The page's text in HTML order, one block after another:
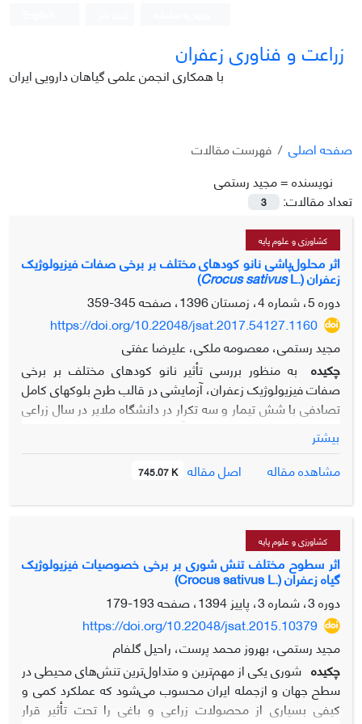
زراعت و فناوری زعفران
با همکاری انجمن علمی گیاهان دارویی ایران
صفحه اصلی
فهرست مقالات
نویسنده =مجید رستمی
تعداد مقالات:
3
کشاورزی و علوم پایه
اثر محلول‌پاشی نانو کودهای مختلف بر برخی صفات فیزیولوژیک
زعفران (. Crocus sativusL)
دوره 5، شماره 4، زمستان 1396، صفحه
345-359
https://doi.org/10.22048/jsat.2017.54127.1160
مجید رستمی، معصومه ملکی، علیرضا عفتی
چکیده
به منظور بررسی تأثیر نانو کودهای مختلف بر برخی
صفات فیزیولوژیک زعفران، آزمایشی در قالب طرح بلوک­های کامل
تصادفی با شش تیمار و سه تکرار در دانشگاه ملایر در سال زراعی
94-1393 انجام شد. تیمار­های آزمایشی شامل نانو کودهای تک
عنصره­ی آهن، منگنز، بُر، پتاسیم، روی و شاهد بودند که با
غلظت دو در هزار و به­صورت محلول­پاشی جهت بهبود وضعیت
تغذیه گیاه مورد استفاده قرار گرفتند. نتایج به‌دست‌آمده نشان داد
که اثر محلول­پاشی نانو کودها روی میزان محتوای نسبی آب، قند
احیاکننده و قندهای غیر احیاکننده معنی­دار بود. نانو کودهای
تیمار شاهد نداشتند با این­وجود بیشترین میزان کلروفیل a (mg.g-
Fw 93/0) در تیمار نانو کود منگنز مشاهده شد. تیمارهای
آزمایشی تأثیر معنی‌داری بر میزان کلروفیل b و آنزیم­های کاتالاز و
پراکسیداز نداشتند. علاوه بر این تأثیر نانو کودهای مختلف بر میزان
56/1) در تیمارهای نانو کود پتاسیم و بُر با 12 درصد افزایش
نسبت به شاهد مشاهده شد و کمترین میزان پروتئین برگ (mg.g-
1 Fw 36/1) در تیمار نانو کود آهن به دست آمد که نسبت به تیمار
بیشتر
مشاهده مقاله
اصل مقاله 745.07 K
کشاورزی و علوم پایه
اثر سطوح مختلف تنش شوری بر برخی خصوصیات فیزیولوژیک
گیاه زعفران (.Crocus sativus L)
دوره 3، شماره 3، پاییز 1394، صفحه
193-179
https://doi.org/10.22048/jsat.2015.10379
مجید رستمی، بهروز محمد پرست، راحیل گلفام
چکیده شوری یکی از مهم‌ترین و متداول‌ترین تنش‌های محیطی در
سطح جهان و ازجمله ایران محسوب می‌شود که عملکرد کمی و
کیفی بسیاری از محصولات زراعی و باغی را تحت تأثیر قرار